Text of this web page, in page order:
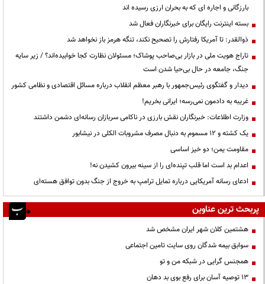
بارزگانی و اجاره ای که به بحران ارزی رسیده اند
بسته اینترنت رایگان برای خبرنگاران فعال شد
ذوالقدر: تا آمریکا رفتارش را تصحیح نکند، تنگه هرمز باز نخواهد شد
تاراج هویت ملی در بازار بی‌صاحب پوشاک؛ مسئولان نظارت کجا خوابیده‌اند؟ / زیر سایه
جنگ، جامعه در حال بی‌حیا شدن است
دیدار و گفتگوی رئیس‌جمهور با رهبر معظم انقلاب درباره مسائل اقتصادی و نظامی کشور
غریبه به دادمون نمی‌رسه؛ ایرانی بخریم!
وزارت اطلاعات: خبرنگاران نقش بارزی در ناکامی سربازان رسانه‌ای دشمن داشتند
یک کشته و ۱۲ مسموم به دنبال مصرف مشروبات الکلی در نیشابور
مقاومت یمن؛ دو خیز اساسی
اعدام بد است اما قلب تپنده‌ای را از سینه بیرون کشیدن نه!
ادعای رسانه آمریکایی درباره تمایل ترامپ به خروج از جنگ بدون توافق هسته‌ای
پربحث ترین عناوین
هشتمین کلان شهر ایران مشخص شد
سوابق بیمه شدگان روی سایت تامین اجتماعی
همجنس گرایی در شبکه من و تو
13 توصیه آسان برای رفع بوی بد دهان